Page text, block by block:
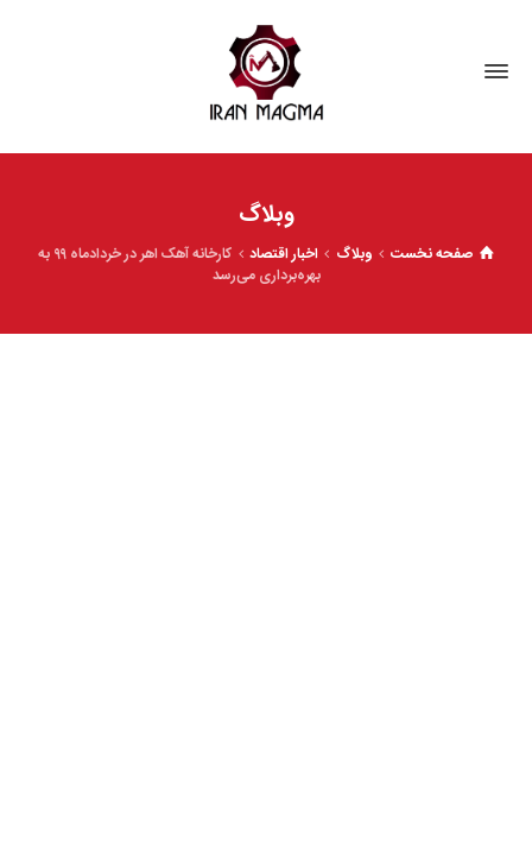
وبلاگ
صفحه نخست وبلاگ اخبار اقتصاد
کارخانه آهک اهر در خردادماه ۹۹ به
بهره‌برداری می‌رسد